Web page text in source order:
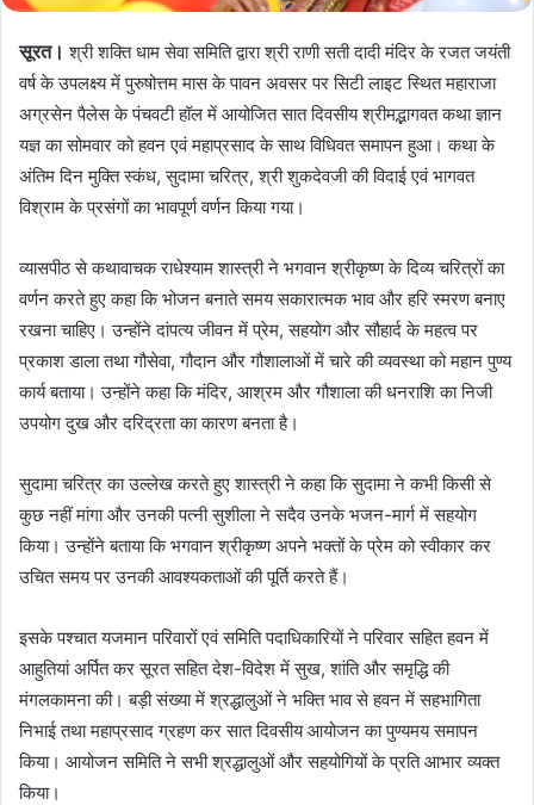
सूरत। श्री शक्ति धाम सेवा समिति द्वारा श्री राणी सती दादी मंदिर के रजत जयंती
वर्ष के उपलक्ष्य में पुरुषोत्तम मास के पावन अवसर पर सिटी लाइट स्थित महाराजा
अग्रसेन पैलेस के पंचवटी हॉल में आयोजित सात दिवसीय श्रीमद्भागवत कथा ज्ञान
यज्ञ का सोमवार को हवन एवं महाप्रसाद के साथ विधिवत समापन हुआ। कथा के
अंतिम दिन मुक्ति स्कंध, सुदामा चरित्र, श्री शुकदेवजी की विदाई एवं भागवत
विश्राम के प्रसंगों का भावपूर्ण वर्णन किया गया।
व्यासपीठ से कथावाचक राधेश्याम शास्त्री ने भगवान श्रीकृष्ण के दिव्य चरित्रों का
वर्णन करते हुए कहा कि भोजन बनाते समय सकारात्मक भाव और हरि स्मरण बनाए
रखना चाहिए। उन्होंने दांपत्य जीवन में प्रेम, सहयोग और सौहार्द के महत्व पर
प्रकाश डाला तथा गौसेवा, गौदान और गौशालाओं में चारे की व्यवस्था को महान पुण्य
कार्य बताया। उन्होंने कहा कि मंदिर, आश्रम और गौशाला की धनराशि का निजी
उपयोग दुख और दरिद्रता का कारण बनता है।
सुदामा चरित्र का उल्लेख करते हुए शास्त्री ने कहा कि सुदामा ने कभी किसी से
कुछ नहीं मांगा और उनकी पत्नी सुशीला ने सदैव उनके भजन-मार्ग में सहयोग
किया। उन्होंने बताया कि भगवान श्रीकृष्ण अपने भक्तों के प्रेम को स्वीकार कर
उचित समय पर उनकी आवश्यकताओं की पूर्ति करते हैं।
इसके पश्चात यजमान परिवारों एवं समिति पदाधिकारियों ने परिवार सहित हवन में
आहुतियां अर्पित कर सूरत सहित देश-विदेश में सुख, शांति और समृद्धि की
मंगलकामना की। बड़ी संख्या में श्रद्धालुओं ने भक्ति भाव से हवन में सहभागिता
निभाई तथा महाप्रसाद ग्रहण कर सात दिवसीय आयोजन का पुण्यमय समापन
किया। आयोजन समिति ने सभी श्रद्धालुओं और सहयोगियों के प्रति आभार व्यक्त
किया।